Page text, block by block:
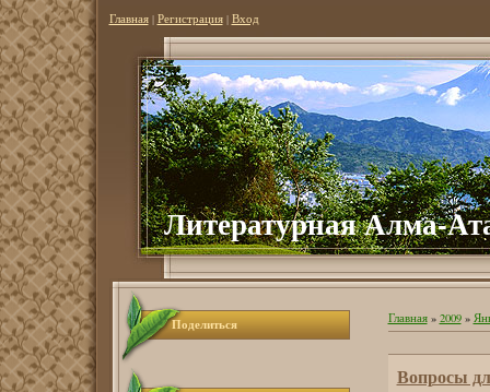
Главная| Регистрация| Вход
Литературная Алма-
Поделиться Главная» 2009 »
Вопросы